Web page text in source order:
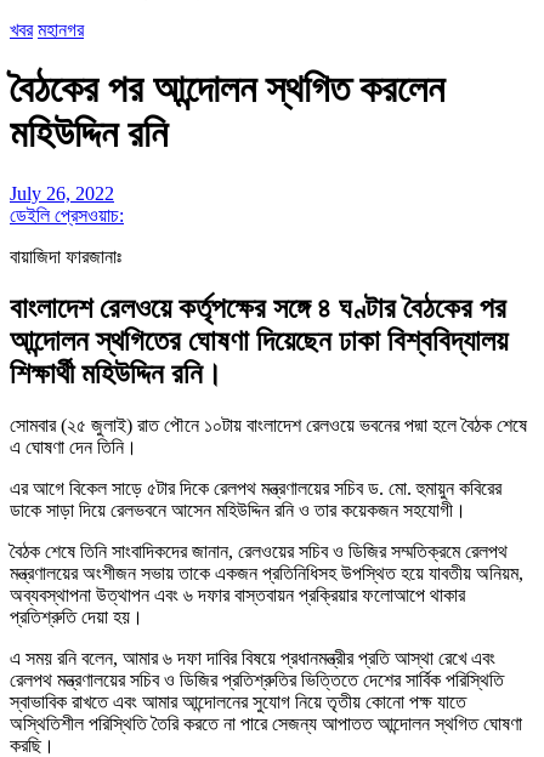
খবর মহানগর
বৈঠকের পর আন্দোলন স্থগিত করলেন
মহিউদ্দিন রনি
July 26, 2022
ডেইলি প্রেসওয়াচ:
বায়াজিদা ফারজানাঃ
বাংলাদেশ রেলওয়ে কর্তৃপক্ষের সঙ্গে ৪ ঘণ্টার বৈঠকের পর
আন্দোলন স্থগিতের ঘোষণা দিয়েছেন ঢাকা বিশ্ববিদ্যালয়
শিক্ষার্থী মহিউদ্দিন রনি।
সোমবার (২৫ জুলাই) রাত পৌনে ১০টায় বাংলাদেশ রেলওয়ে ভবনের পদ্মা হলে বৈঠক শেষে
এ ঘোষণা দেন তিনি।
এর আগে বিকেল সাড়ে ৫টার দিকে রেলপথ মন্ত্রণালয়ের সচিব ড. মো. হুমায়ুন কবিরের
ডাকে সাড়া দিয়ে রেলভবনে আসেন মহিউদ্দিন রনি ও তার কয়েকজন সহযোগী।
বৈঠক শেষে তিনি সাংবাদিকদের জানান, রেলওয়ের সচিব ও ডিজির সম্মতিক্রমে রেলপথ
মন্ত্রণালয়ের অংশীজন সভায় তাকে একজন প্রতিনিধিসহ উপস্থিত হয়ে যাবতীয় অনিয়ম,
অব্যবস্থাপনা উত্থাপন এবং ৬ দফার বাস্তবায়ন প্রক্রিয়ার ফলোআপে থাকার
প্রতিশ্রুতি দেয়া হয়।
এ সময় রনি বলেন, আমার ৬ দফা দাবির বিষয়ে প্রধানমন্ত্রীর প্রতি আস্থা রেখে এবং
রেলপথ মন্ত্রণালয়ের সচিব ও ডিজির প্রতিশ্রুতির ভিত্তিতে দেশের সার্বিক পরিস্থিতি
স্বাভাবিক রাখতে এবং আমার আন্দোলনের সুযোগ নিয়ে তৃতীয় কোনো পক্ষ যাতে
অস্থিতিশীল পরিস্থিতি তৈরি করতে না পারে সেজন্য আপাতত আন্দোলন স্থগিত ঘোষণা
করছি।